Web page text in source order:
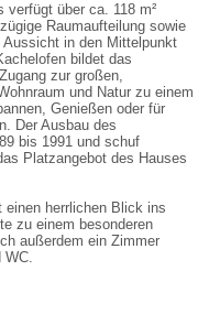
verfügt über ca. 118 m²
Raumaufteilung sowie
in den Mittelpunkt
bildet das
zur großen,
und Natur zu einem
Genießen oder für
Der Ausbau des
bis 1991 und schuf
Platzangebot des Hauses
einen herrlichen Blick ins
zu einem besonderen
außerdem ein Zimmer
WC.